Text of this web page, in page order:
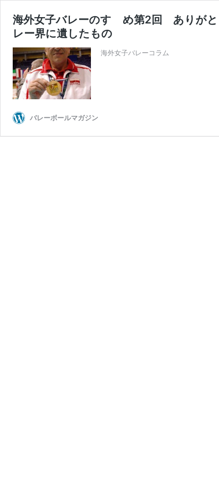
海外女子バレーのすゝめ第2回 ありが
レー界に遺したもの
海外女子バレーコラム
バレーボールマガジン